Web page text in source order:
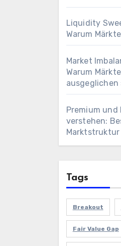
Liquidity
Warum
Market
Warum
ausgeglichen
Premium und
verstehen:
Marktstruktur
Tags
Breakout
Fair Value Gap